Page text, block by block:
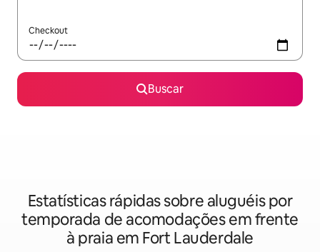
Checkout
Buscar
Estatísticas rápidas sobre aluguéis por
temporada de acomodações em frente
à praia em Fort Lauderdale